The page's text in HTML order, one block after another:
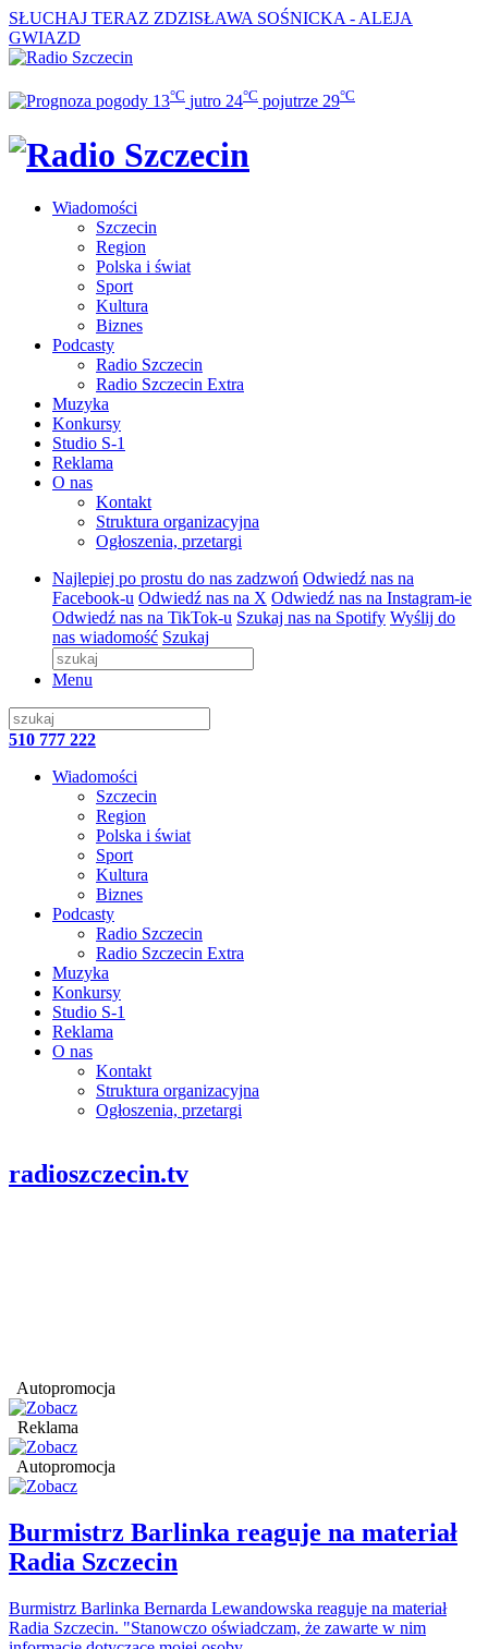
SŁUCHAJ TERAZ ZDZISŁAWA SOŚNICKA - ALEJA
GWIAZD
13°C jutro 24°C pojutrze 29°C
Wiadomości
Szczecin
Region
Polska i świat
Sport
Kultura
Biznes
Podcasty
Radio Szczecin
Radio Szczecin Extra
Muzyka
Konkursy
Studio S-1
Reklama
O nas
Kontakt
Struktura organizacyjna
Ogłoszenia, przetargi
Najlepiej po prostu do nas zadzwoń Odwiedź nas na
Facebook-u Odwiedź nas na X Odwiedź nas na Instagram-ie
Odwiedź nas na TikTok-u Szukaj nas na Spotify Wyślij do
nas wiadomość Szukaj
Menu
510 777 222
Wiadomości
Szczecin
Region
Polska i świat
Sport
Kultura
Biznes
Podcasty
Radio Szczecin
Radio Szczecin Extra
Muzyka
Konkursy
Studio S-1
Reklama
O nas
Kontakt
Struktura organizacyjna
Ogłoszenia, przetargi
radioszczecin.tv
Autopromocja
Reklama
Autopromocja
Burmistrz Barlinka reaguje na materiał
Radia Szczecin
Burmistrz Barlinka Bernarda Lewandowska reaguje na materiał
Radia Szczecin. "Stanowczo oświadczam, że zawarte w nim